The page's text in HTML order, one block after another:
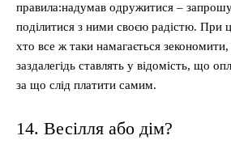
правила:надумав одружитися –
поділитися з ними своєю радістю. При
хто все ж таки намагається
заздалегідь ставлять у відомість, що
за що слід платити самим.
14. Весілля або дім?